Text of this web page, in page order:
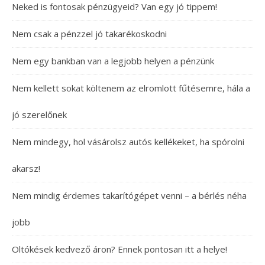
Neked is fontosak pénzügyeid? Van egy jó tippem!
Nem csak a pénzzel jó takarékoskodni
Nem egy bankban van a legjobb helyen a pénzünk
Nem kellett sokat költenem az elromlott fűtésemre, hála a
jó szerelőnek
Nem mindegy, hol vásárolsz autós kellékeket, ha spórolni
akarsz!
Nem mindig érdemes takarítógépet venni – a bérlés néha
jobb
Oltókések kedvező áron? Ennek pontosan itt a helye!